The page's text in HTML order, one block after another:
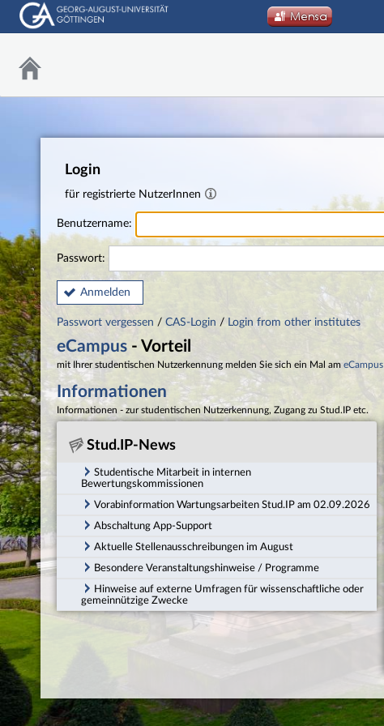
Login
für registrierte NutzerInnen
Benutzername:
Passwort:
Anmelden
Passwort vergessen / CAS-Login / Login from other institutes
eCampus - Vorteil
mit Ihrer studentischen Nutzerkennung melden Sie sich ein Mal am eCampus
Informationen
Informationen - zur studentischen Nutzerkennung, Zugang zu Stud.IP etc.
Stud.IP-News
Studentische Mitarbeit in internen
Bewertungskommissionen
Vorabinformation Wartungsarbeiten Stud.IP am 02.09.2026
Abschaltung App-Support
Aktuelle Stellenausschreibungen im August
Besondere Veranstaltungshinweise / Programme
Hinweise auf externe Umfragen für wissenschaftliche oder
gemeinnützige Zwecke